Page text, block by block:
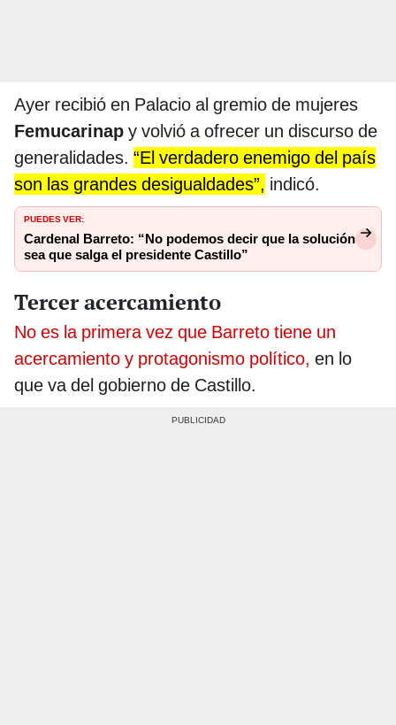
Ayer recibió en Palacio al gremio de mujeres
Femucarinap y volvió a ofrecer un discurso de
generalidades. “El verdadero enemigo del país
son las grandes desigualdades”, indicó.
PUEDES VER:
Cardenal Barreto: “No podemos decir que la solución
sea que salga el presidente Castillo”
Tercer acercamiento
No es la primera vez que Barreto tiene un
acercamiento y protagonismo político, en lo
que va del gobierno de Castillo.